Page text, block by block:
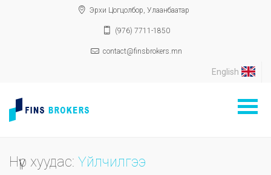
Эрхи Цогцолбор, Улаанбаатар
(976) 7711-1850
contact@finsbrokers.mn
English
Нүүр хуудас: Үйлчилгээ